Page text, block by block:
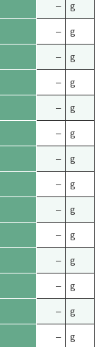
– g
– g
– g
– g
– g
– g
– g
– g
– g
– g
– g
– g
– g
– g